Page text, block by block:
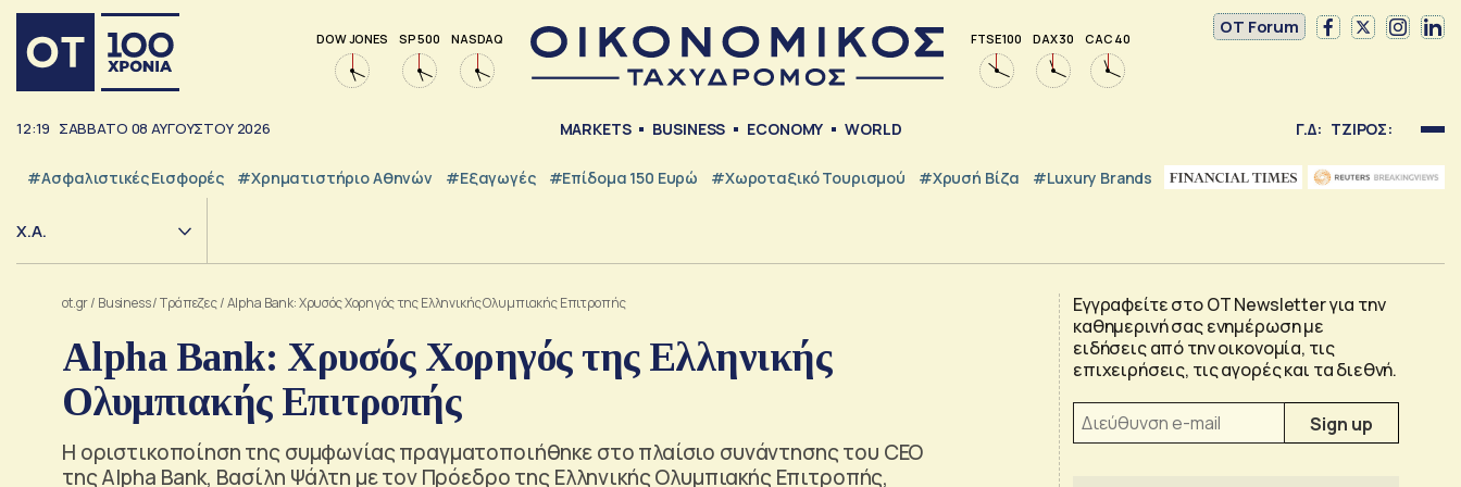
DOW JONES SP 500 NASDAQ FTSE 100 DAX 30 CAC 40
OT Forum
12:19 ΣΑΒΒΑΤΟ 08 ΑΥΓΟΥΣΤΟΥ 2026 MARKETS BUSINESS ECONOMY WORLD Γ.Δ: ΤΖΙΡΟΣ:
#Ασφαλιστικές Εισφορές #Χρηματιστήριο Αθηνών #εξαγωγές #Επίδομα 150 Ευρώ #Χωροταξικό Τουρισμού #Χρυσή Βίζα #luxury Brands
Χ.Α.
ot.gr/ Business/Τράπεζες/Alpha Bank: Χρυσός Χορηγός της Ελληνικής Ολυμπιακής Επιτροπής
Alpha Bank: Χρυσός Χορηγός της Ελληνικής
Ολυμπιακής Επιτροπής
H οριστικοποίηση της συμφωνίας πραγματοποιήθηκε στο πλαίσιο συνάντησης του CEO
της Αlpha Bank, Βασίλη Ψάλτη με τον Πρόεδρο της Ελληνικής Ολυμπιακής Επιτροπής,
Εγγραφείτε στο OT Newsletter για την
καθημερινή σας ενημέρωση με
ειδήσεις από την οικονομία, τις
επιχειρήσεις, τις αγορές και τα διεθνή.